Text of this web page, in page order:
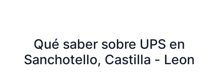
Qué saber sobre UPS en
Sanchotello, Castilla - Leon